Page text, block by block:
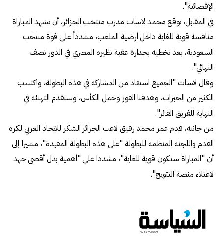
الإقصائية".
في المقابل، توقع محمد لاسات مدرب منتخب الجزائر، أن تشهد المباراة
منافسة قوية للغاية داخل أرضية الملعب، مشدداً على قوة منتخب
السعودية، بعد تخطيه بجدارة عقبة نظيره المصري في الدور نصف
النهائي".
وقال لاسات "الجميع استفاد من المشاركة في هذه البطولة، واكتسب
الكثير من الخبرات، وهدفنا الفوز وحمل الكأس، وسنقدم التهنئة في
النهاية للفريق الفائز".
من جانبه، قدم عمر محمد رفيق لاعب الجزائر الشكر للاتحاد العربي لكرة
القدم واللجنة المنظمة للبطولة "على هذه البطولة المفيدة"، مشيرا إلى
أن "المباراة ستكون قوية للغاية"، مشددا على "أهمية بذل أقصى جهد
لاعتلاء منصة التتويج".